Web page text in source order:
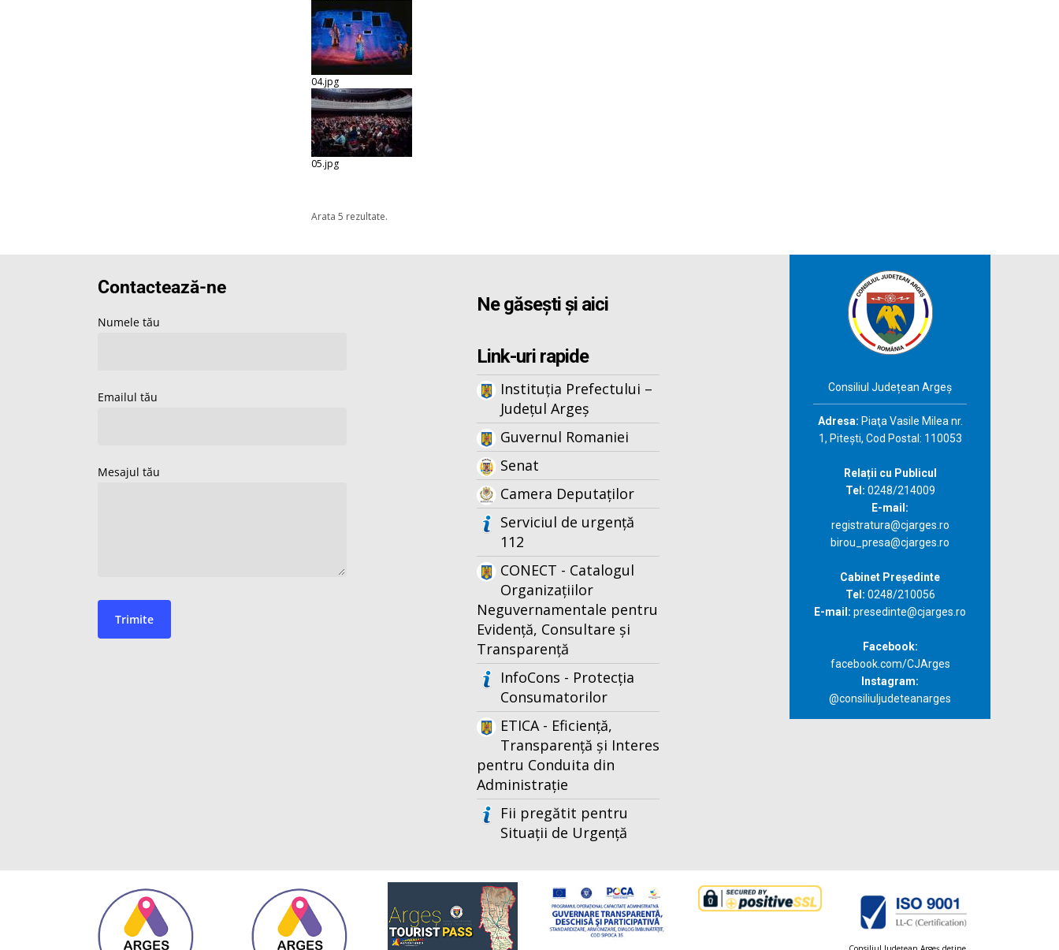
04.jpg
05.jpg
Arata 5 rezultate.
Ne găsești și aici
Link-uri rapide
Instituția Prefectului –
Județul Argeș
Guvernul Romaniei
Senat
Camera Deputaților
Serviciul de urgență
112
CONECT - Catalogul
Organizațiilor
Neguvernamentale pentru
Evidență, Consultare și
Transparență
InfoCons - Protecția
Consumatorilor
ETICA - Eficiență,
Transparență și Interes
pentru Conduita din
Administrație
Fii pregătit pentru
Situații de Urgență
Consiliul Județean Argeș
Adresa: Piaţa Vasile Milea nr.
1, Piteşti, Cod Postal: 110053
Relații cu Publicul
Tel: 0248/214009
E-mail:
registratura@cjarges.ro
birou_presa@cjarges.ro
Cabinet Președinte
Tel: 0248/210056
E-mail: presedinte@cjarges.ro
Facebook:
facebook.com/CJArges
Instagram:
@consiliuljudeteanarges